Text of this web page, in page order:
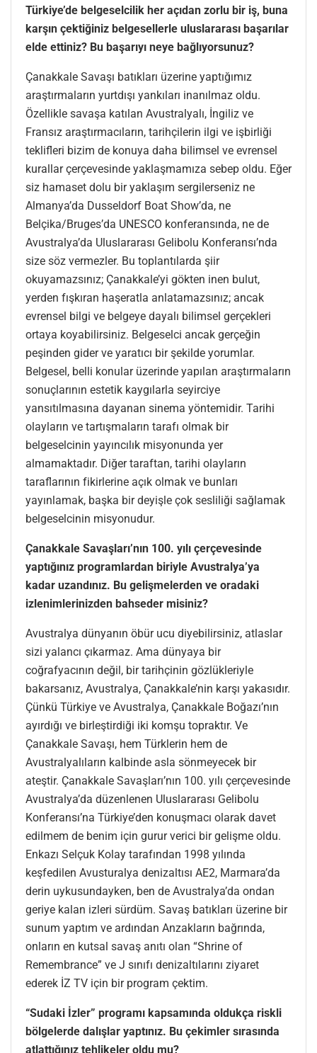
Türkiye’de belgeselcilik her açıdan zorlu bir iş, buna
karşın çektiğiniz belgesellerle uluslararası başarılar
elde ettiniz? Bu başarıyı neye bağlıyorsunuz?
Çanakkale Savaşı batıkları üzerine yaptığımız
araştırmaların yurtdışı yankıları inanılmaz oldu.
Özellikle savaşa katılan Avustralyalı, İngiliz ve
Fransız araştırmacıların, tarihçilerin ilgi ve işbirliği
teklifleri bizim de konuya daha bilimsel ve evrensel
kurallar çerçevesinde yaklaşmamıza sebep oldu. Eğer
siz hamaset dolu bir yaklaşım sergilerseniz ne
Almanya’da Dusseldorf Boat Show’da, ne
Belçika/Bruges’da UNESCO konferansında, ne de
Avustralya’da Uluslararası Gelibolu Konferansı’nda
size söz vermezler. Bu toplantılarda şiir
okuyamazsınız; Çanakkale’yi gökten inen bulut,
yerden fışkıran haşeratla anlatamazsınız; ancak
evrensel bilgi ve belgeye dayalı bilimsel gerçekleri
ortaya koyabilirsiniz. Belgeselci ancak gerçeğin
peşinden gider ve yaratıcı bir şekilde yorumlar.
Belgesel, belli konular üzerinde yapılan araştırmaların
sonuçlarının estetik kaygılarla seyirciye
yansıtılmasına dayanan sinema yöntemidir. Tarihi
olayların ve tartışmaların tarafı olmak bir
belgeselcinin yayıncılık misyonunda yer
almamaktadır. Diğer taraftan, tarihi olayların
taraflarının fikirlerine açık olmak ve bunları
yayınlamak, başka bir deyişle çok sesliliği sağlamak
belgeselcinin misyonudur.
Çanakkale Savaşları’nın 100. yılı çerçevesinde
yaptığınız programlardan biriyle Avustralya’ya
kadar uzandınız. Bu gelişmelerden ve oradaki
izlenimlerinizden bahseder misiniz?
Avustralya dünyanın öbür ucu diyebilirsiniz, atlaslar
sizi yalancı çıkarmaz. Ama dünyaya bir
coğrafyacının değil, bir tarihçinin gözlükleriyle
bakarsanız, Avustralya, Çanakkale’nin karşı yakasıdır.
Çünkü Türkiye ve Avustralya, Çanakkale Boğazı’nın
ayırdığı ve birleştirdiği iki komşu topraktır. Ve
Çanakkale Savaşı, hem Türklerin hem de
Avustralyalıların kalbinde asla sönmeyecek bir
ateştir. Çanakkale Savaşları’nın 100. yılı çerçevesinde
Avustralya’da düzenlenen Uluslararası Gelibolu
Konferansı’na Türkiye’den konuşmacı olarak davet
edilmem de benim için gurur verici bir gelişme oldu.
Enkazı Selçuk Kolay tarafından 1998 yılında
keşfedilen Avusturalya denizaltısı AE2, Marmara’da
derin uykusundayken, ben de Avustralya’da ondan
geriye kalan izleri sürdüm. Savaş batıkları üzerine bir
sunum yaptım ve ardından Anzakların bağrında,
onların en kutsal savaş anıtı olan “Shrine of
Remembrance” ve J sınıfı denizaltılarını ziyaret
ederek İZ TV için bir program çektim.
“Sudaki İzler” programı kapsamında oldukça riskli
bölgelerde dalışlar yaptınız. Bu çekimler sırasında
atlattığınız tehlikeler oldu mu?